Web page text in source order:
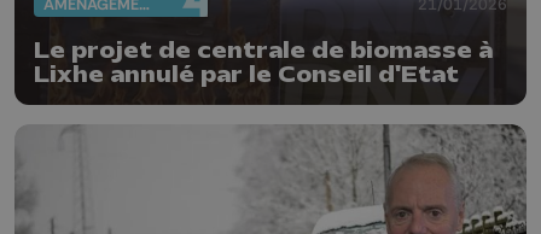
AMÉNAGEMENT DU TERRITOIRE
Le projet de centrale de biomasse à
Lixhe annulé par le Conseil d'Etat